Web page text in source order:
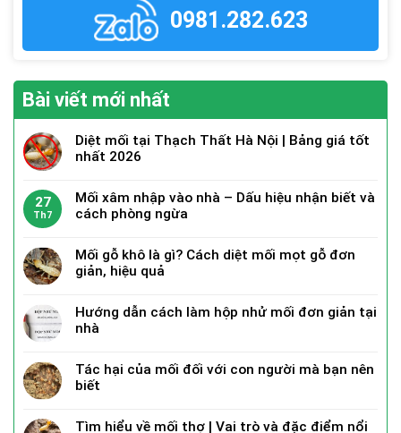
0981.282.623
Bài viết mới nhất
Diệt mối tại Thạch Thất Hà Nội | Bảng giá tốt
nhất 2026
27
Th7
Mối xâm nhập vào nhà – Dấu hiệu nhận biết và
cách phòng ngừa
Mối gỗ khô là gì? Cách diệt mối mọt gỗ đơn
giản, hiệu quả
Hướng dẫn cách làm hộp nhử mối đơn giản tại
nhà
Tác hại của mối đối với con người mà bạn nên
biết
Tìm hiểu về mối thợ | Vai trò và đặc điểm nổi